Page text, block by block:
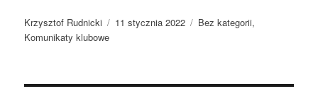
Autor
Krzysztof Rudnicki
Data
11 stycznia 2022 Kategorie
Bez kategorii,
Komunikaty klubowe